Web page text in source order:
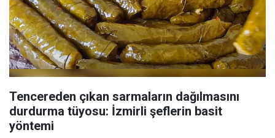
Tencereden çıkan sarmaların dağılmasını
durdurma tüyosu: İzmirli şeflerin basit
yöntemi